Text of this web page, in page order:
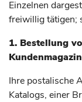
Einzelnen
freiwillig tätigen;
1. Bestellung
Ihre postalische
Katalogs, einer